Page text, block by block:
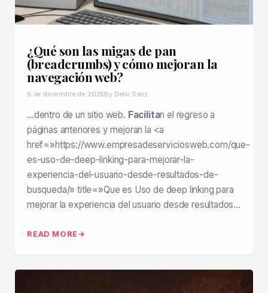
¿Qué son las migas de pan
(breadcrumbs) y cómo mejoran la
navegación web?
8 de diciembre de 2025By Deivi Sanz
…dentro de un sitio web. Facilitan el regreso a
páginas anteriores y mejoran la <a
href=»https://www.empresadeserviciosweb.com/que-
es-uso-de-deep-linking-para-mejorar-la-
experiencia-del-usuario-desde-resultados-de-
busqueda/» title=»Que es Uso de deep linking para
mejorar la experiencia del usuario desde resultados…
READ MORE